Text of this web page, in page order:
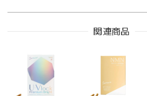
関連商品